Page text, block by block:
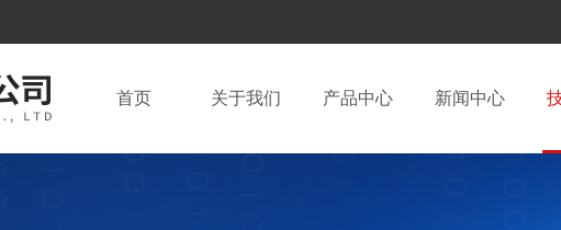
首页 关于我们 产品中心 新闻中心